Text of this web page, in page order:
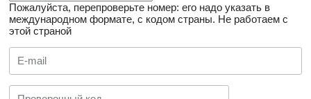
Пожалуйста, перепроверьте номер: его надо указать в
международном формате, с кодом страны. Не работаем с
этой страной